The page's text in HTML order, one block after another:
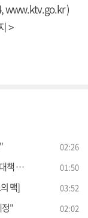
www.ktv.go.kr)
>
02:26
요" 01:50
맥] 03:52
정" 02:02